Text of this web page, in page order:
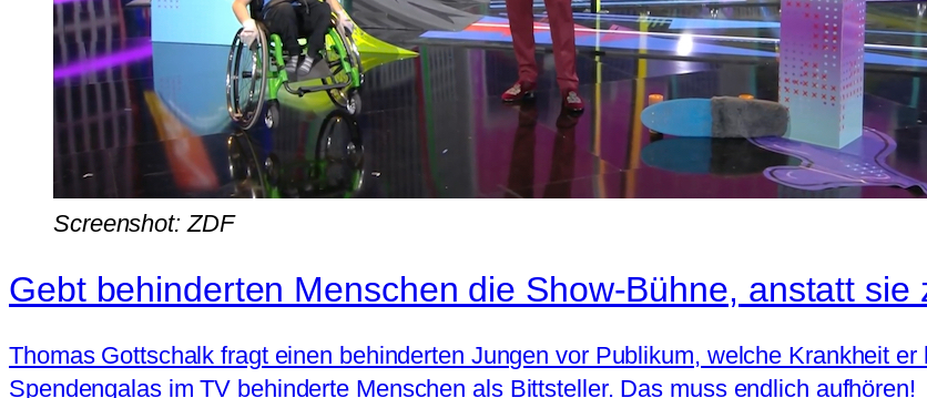
Screenshot: ZDF
Gebt behinderten Menschen die Show-Bühne, anstatt
Thomas Gottschalk fragt einen behinderten Jungen vor Publikum, welche Krankheit
Spendengalas im TV behinderte Menschen als Bittsteller. Das muss endlich aufhören!